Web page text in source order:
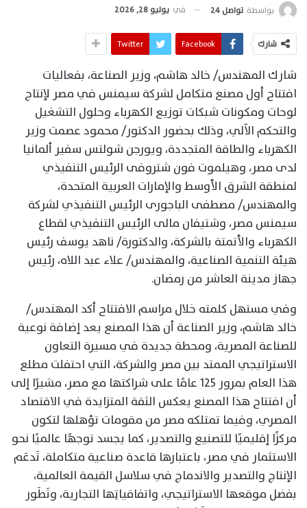
بواسطة تواصل 24 في يوليو 28, 2026
شارك Facebook
Twitter
شارك المهندس/ خالد هاشم، وزير الصناعة، بفعاليات
افتتاح أول مصنع متكامل لشركة سيمنس في مصر لإنتاج
لوحات ومكونات شبكات توزيع الكهرباء وحلول التشغيل
والتحكم الآلي، وذلك بحضور الدكتور/ محمود عصمت وزير
الكهرباء والطاقة المتجددة، ويورجن شولتس سفير ألمانيا
لدى مصر، وهيلموت فون شتروفى الرئيس التنفيذي
لمنطقة الشرق الأوسط والإمارات العربية المتحدة،
والمهندس/ مصطفى الباجورى الرئيس التنفيذي لشركة
سيمنس مصر، وشتيفان مالى الرئيس التنفيذي لقطاع
الكهرباء والأتمتة بالشركة، والدكتورة/ ناهد يوسف رئيس
هيئة التنمية الصناعية، والمهندس/ علاء عبد اللاه، رئيس
جهاز مدينة العاشر من رمضان.
وفي مستهل كلمته خلال مراسم الافتتاح أكد المهندس/
خالد هاشم، وزير الصناعة أن هذا المصنع يعد إضافة نوعية
للصناعة المصرية، ومحطة جديدة في مسيرة التعاون
الاستراتيجي الممتد بين مصر والشركة، التي احتفلت مطلع
هذا العام بمرور 125 عامًا على شراكتها مع مصر، مشيرًا إلى
أن افتتاح هذا المصنع يعكس الثقة المتزايدة في الاقتصاد
المصري، وفيما تمتلكه مصر من مقومات تؤهلها لتكون
مركزًا إقليميًا للتصنيع والتصدير، كما يجسد توجهًا عالميًا نحو
الاستثمار في مصر، باعتبارها قاعدة صناعية متكاملة، تَدعَم
الإنتاج والتصدير والاندماج في سلاسل القيمة العالمية،
بفضل موقعها الاستراتيجي، واتفاقياتِها التجارية، وتَطَور